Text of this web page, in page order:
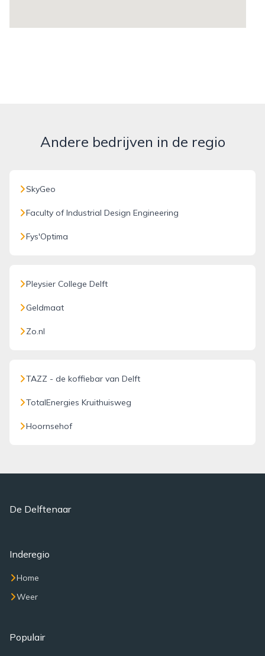
Andere bedrijven in de regio
SkyGeo
Faculty of Industrial Design Engineering
Fys'Optima
Pleysier College Delft
Geldmaat
Zo.nl
TAZZ - de koffiebar van Delft
TotalEnergies Kruithuisweg
Hoornsehof
De Delftenaar
Inderegio
Home
Weer
Populair